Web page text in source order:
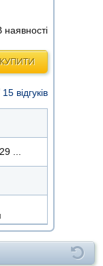
наявності
КУПИТИ
15 відгуків
...